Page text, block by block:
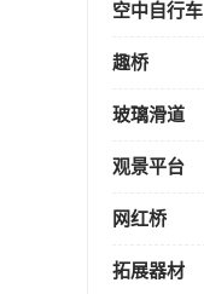
空中自行车
趣桥
玻璃滑道
观景平台
网红桥
拓展器材